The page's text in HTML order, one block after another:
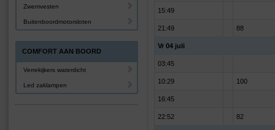
15:49
21:49 88
Vr 04 juli
03:45
10:29 100
16:45
22:52 82
Zwemvesten
Buitenboordmotorsloten
COMFORT AAN BOORD
Verrekijkers waterdicht
Led zaklampen